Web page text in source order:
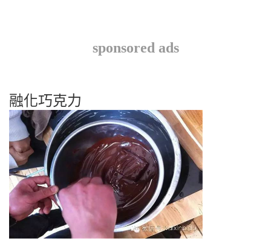
sponsored ads
融化巧克力